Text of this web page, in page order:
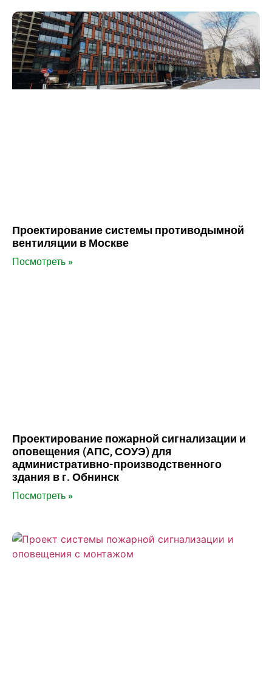
Проектирование системы противодымной
вентиляции в Москве
Посмотреть »
Проектирование пожарной сигнализации и
оповещения (АПС, СОУЭ) для
административно-производственного
здания в г. Обнинск
Посмотреть »